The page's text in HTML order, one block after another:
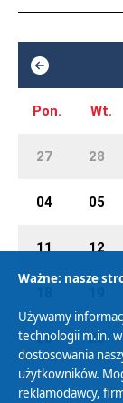
Pon. Wt.
27 28
04 05
11 12
25 26
Ważne: nasze
Używamy
technologii m.in.
dostosowania
użytkowników.
reklamodawcy,